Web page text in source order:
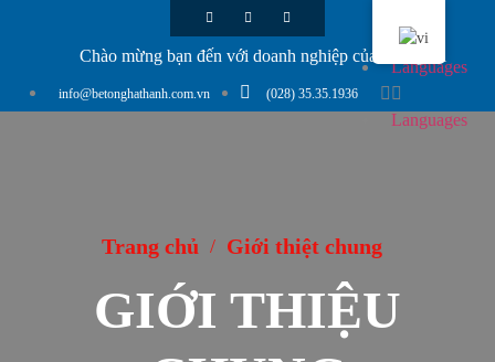
Chào mừng bạn đến với doanh nghiệp của chúng tôi
info@betonghathanh.com.vn (028) 35.35.1936
Languages
Languages
Trang chủ / Giới thiệt chung
GIỚI THIỆU